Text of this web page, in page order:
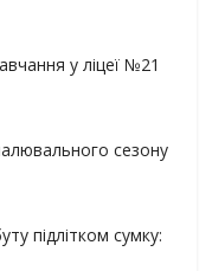
у ліцеї №21
сезону
підлітком сумку: